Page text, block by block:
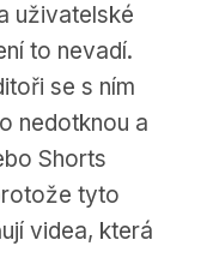
uživatelské
to nevadí.
se s ním
nedotknou a
Shorts
tyto
videa, která